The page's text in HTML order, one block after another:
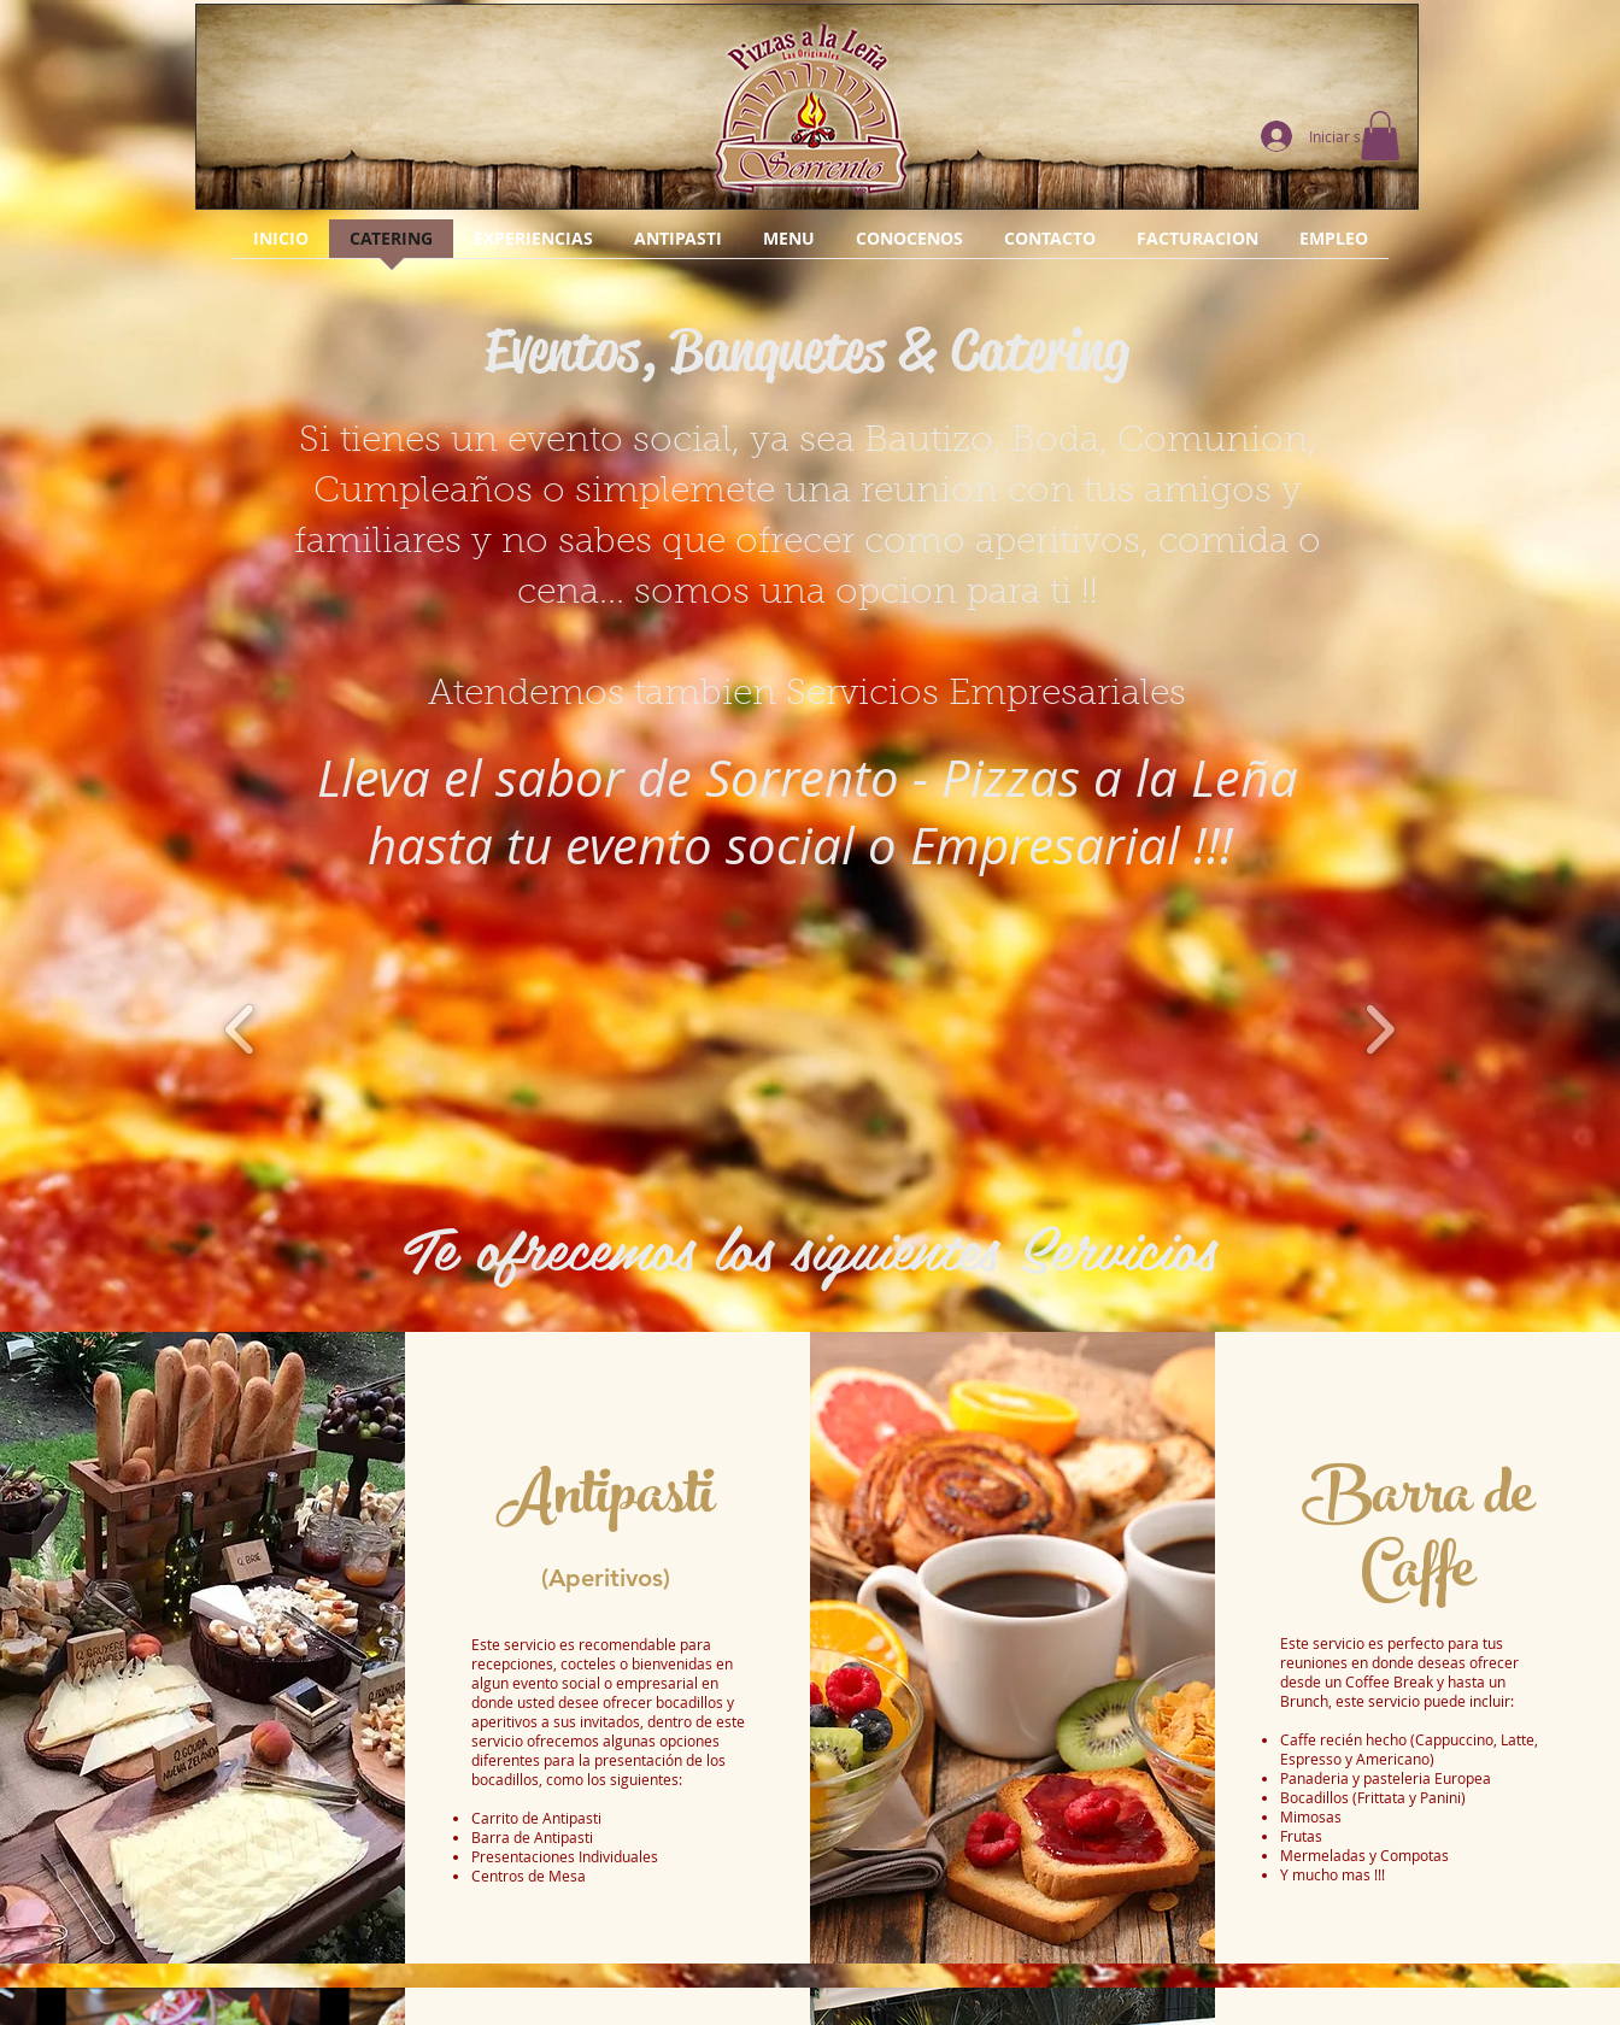
Iniciar sesión
INICIO CATERING EXPERIENCIAS ANTIPASTI MENU CONOCENOS CONTACTO FACTURACION EMPLEO
Eventos, Banquetes & Catering
Si tienes un evento social, ya sea Bautizo, Boda, Comunion,
Cumpleaños o simplemete una reunion con tus amigos y
familiares y no sabes que ofrecer como aperitivos, comida o
cena... somos una opcion para ti !!
Atendemos tambien Servicios Empresariales
Lleva el sabor de Sorrento - Pizzas a la Leña
hasta tu evento social o Empresarial !!!
Te ofrecemos los siguientes Servicios
Antipasti
(Aperitivos)
Este servicio es recomendable para
recepciones, cocteles o bienvenidas en
algun evento social o empresarial en
donde usted desee ofrecer bocadillos y
aperitivos a sus invitados, dentro de este
servicio ofrecemos algunas opciones
diferentes para la presentación de los
bocadillos, como los siguientes:
Carrito de Antipasti
Barra de Antipasti
Presentaciones Individuales
Centros de Mesa
Barra de
Caffe
Este servicio es perfecto para tus
reuniones en donde deseas ofrecer
desde un Coffee Break y hasta un
Brunch, este servicio puede incluir:
Caffe recién hecho (Cappuccino, Latte,
Espresso y Americano)
Panaderia y pasteleria Europea
Bocadillos (Frittata y Panini)
Mimosas
Frutas
Mermeladas y Compotas
Y mucho mas !!!